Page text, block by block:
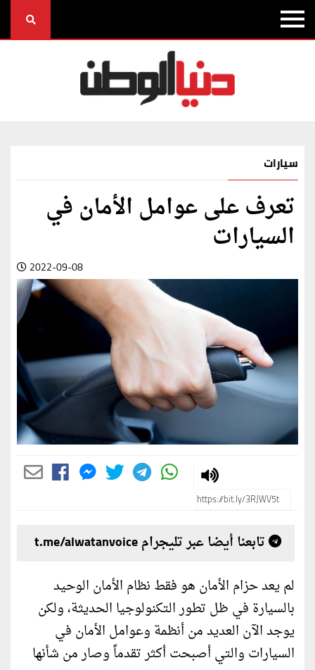
سيارات
تعرف على عوامل الأمان في
السيارات
2022-09-08
تابعنا أيضا عبر تليجرام t.me/alwatanvoice
لم يعد حزام الأمان هو فقط نظام الأمان الوحيد
بالسيارة في ظل تطور التكنولوجيا الحديثة، ولكن
يوجد الآن العديد من أنظمة وعوامل الأمان في
السيارات والتي أصبحت أكثر تقدماً وصار من شأنها